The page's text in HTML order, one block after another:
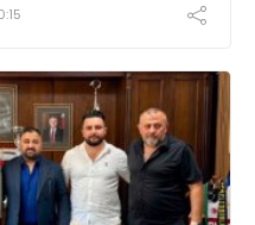
lezzeti mancarlı pide ve